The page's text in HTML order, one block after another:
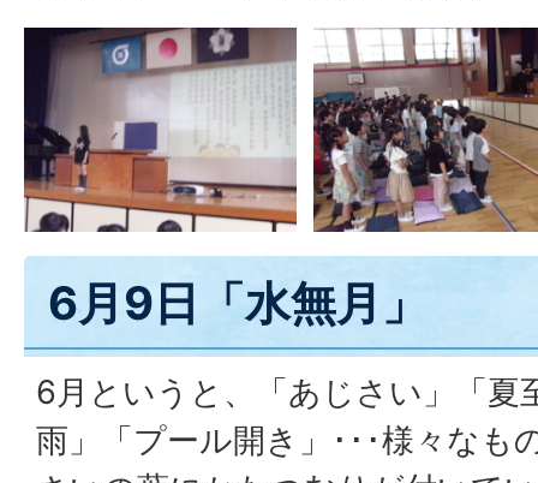
6月9日「水無月」
6月というと、「あじさい」「夏
雨」「プール開き」･･･様々なも